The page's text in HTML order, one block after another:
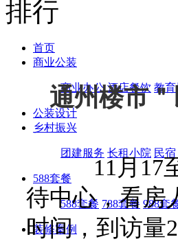
首页
商业公装
商业办公 酒店餐饮 教育
公装设计
乡村振兴
团建服务 长租小院 民宿
588套餐
588套餐 788套餐 988套
装修案例
通州楼市
11月17至
待中心，看房
时间，到访量